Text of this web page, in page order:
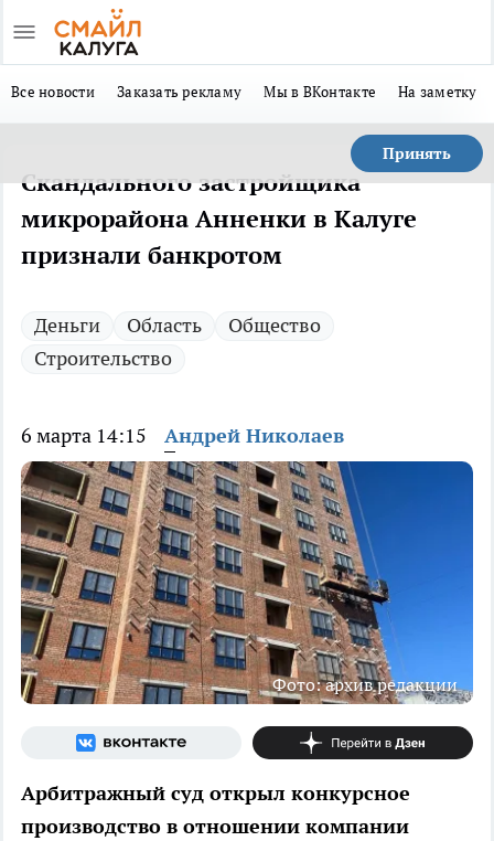
Все новости Заказать рекламу Мы в ВКонтакте На заметку
Принять
Скандального застройщика
микрорайона Анненки в Калуге
признали банкротом
Деньги Область
Общество
Строительство
6 марта 14:15 Андрей Николаев
Фото: архив редакции
Арбитражный суд открыл конкурсное
производство в отношении компании